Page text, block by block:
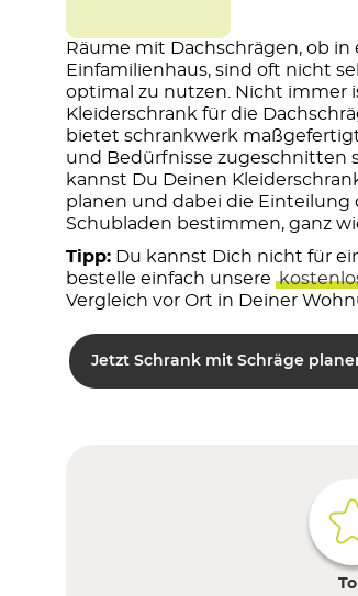
Räume mit Dachschrägen, ob
Einfamilienhaus, sind oft nicht
optimal zu nutzen. Nicht immer
Kleiderschrank für die
bietet schrankwerk
und Bedürfnisse zugeschnitten
kannst Du Deinen
planen und dabei die Einteilung
Schubladen bestimmen, ganz
Tipp: Du kannst Dich nicht für
bestelle einfach unsere
Vergleich vor Ort in Deiner
Jetzt Schrank mit Schräge